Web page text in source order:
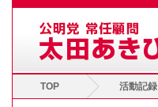
TOP 活動記録